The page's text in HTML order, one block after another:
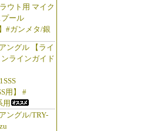
ウト用 マイク
ール
#ガンメタ/銀
ングル 【ライ
ラインガイド
用】 #
用
ングル/TRY-